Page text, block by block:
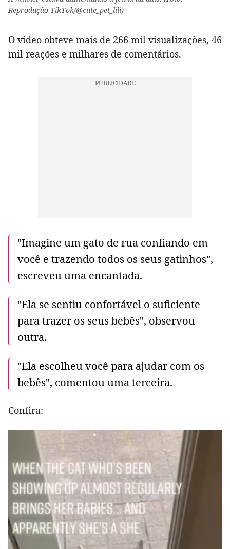
Reprodução TikTok/@cute_pet_lili)
O vídeo obteve mais de 266 mil visualizações, 46
mil reações e milhares de comentários.
"Imagine um gato de rua confiando em
você e trazendo todos os seus gatinhos",
escreveu uma encantada.
"Ela se sentiu confortável o suficiente
para trazer os seus bebês", observou
outra.
"Ela escolheu você para ajudar com os
bebês", comentou uma terceira.
Confira: